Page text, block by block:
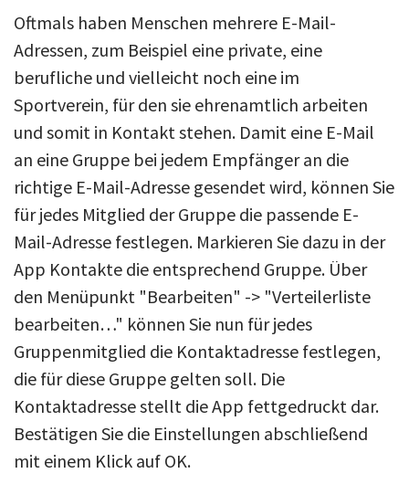
Oftmals haben Menschen mehrere E-Mail-
Adressen, zum Beispiel eine private, eine
berufliche und vielleicht noch eine im
Sportverein, für den sie ehrenamtlich arbeiten
und somit in Kontakt stehen. Damit eine E-Mail
an eine Gruppe bei jedem Empfänger an die
richtige E-Mail-Adresse gesendet wird, können Sie
für jedes Mitglied der Gruppe die passende E-
Mail-Adresse festlegen. Markieren Sie dazu in der
App Kontakte die entsprechend Gruppe. Über
den Menüpunkt "Bearbeiten" -> "Verteilerliste
bearbeiten…" können Sie nun für jedes
Gruppenmitglied die Kontaktadresse festlegen,
die für diese Gruppe gelten soll. Die
Kontaktadresse stellt die App fettgedruckt dar.
Bestätigen Sie die Einstellungen abschließend
mit einem Klick auf OK.